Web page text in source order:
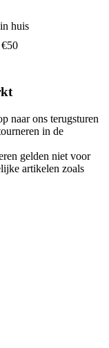
huis
naar ons terugsturen
in de
gelden niet voor
artikelen zoals